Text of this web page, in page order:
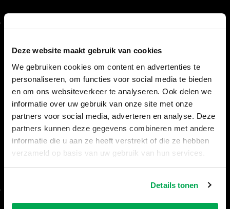
Deze website maakt gebruik van cookies
We gebruiken cookies om content en advertenties te
personaliseren, om functies voor social media te bieden
en om ons websiteverkeer te analyseren. Ook delen we
informatie over uw gebruik van onze site met onze
partners voor social media, adverteren en analyse. Deze
partners kunnen deze gegevens combineren met andere
informatie die u aan ze heeft verstrekt of die ze hebben
verzameld op basis van uw gebruik van hun services.
Details tonen
Veelgestelde vragen (FAQ)
Voorwaarden morgen geleverd
Retourneren (herroepingsrecht)
Betaalmethodes
Vergunningen containers
Afvalcontainers op inhoud